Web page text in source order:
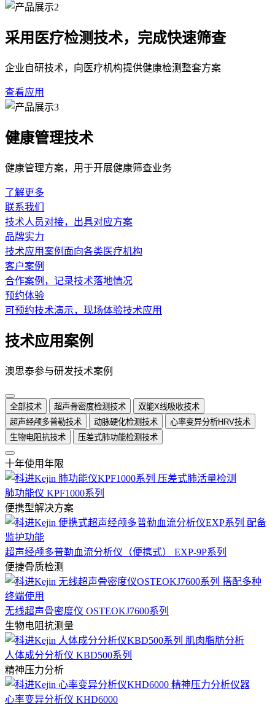
采用医疗检测技术，完成快速筛查
企业自研技术，向医疗机构提供健康检测整套方案
查看应用
健康管理技术
健康管理方案，用于开展健康筛查业务
了解更多
联系我们
技术人员对接，出具对应方案
品牌实力
技术应用案例面向各类医疗机构
客户案例
合作案例，记录技术落地情况
预约体验
可预约技术演示，现场体验技术应用
技术应用案例
澳思泰参与研发技术案例
全部技术 超声骨密度检测技术
双能X线吸收技术
超声经颅多普勒技术
动脉硬化检测技术
心率变异分析HRV技术
生物电阻抗技术
压差式肺功能检测技术
十年使用年限
肺功能仪 KPF1000系列
便携型解决方案
超声经颅多普勒血流分析仪（便携式） EXP-9P系列
便捷骨质检测
无线超声骨密度仪 OSTEOKJ7600系列
生物电阻抗测量
人体成分分析仪 KBD500系列
精神压力分析
心率变异分析仪 KHD6000